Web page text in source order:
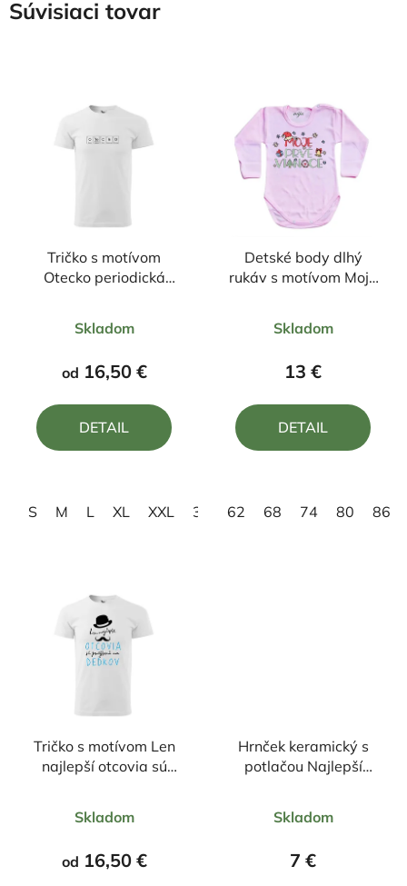
Súvisiaci tovar
Tričko s motívom
Otecko periodická
hodnotenie
produktu
je
5,0
z
Skladom
od 16,50 €
DETAIL
S M L XL XXL 3XL 4XL
Detské body dlhý
rukáv s motívom Moje
hodnotenie
produktu
4,9
z
Skladom
13 €
DETAIL
62 68 74 80 86
Tričko s motívom Len
najlepší otcovia sú
hodnotenie
produktu
je
Skladom
od 16,50 €
Hrnček keramický s
potlačou Najlepší
hodnotenie
produktu
Skladom
7 €